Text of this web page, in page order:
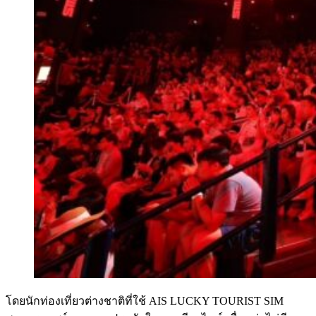
โดยนักท่องเที่ยวต่างชาติที่ใช้ AIS LUCKY TOURIST SIM